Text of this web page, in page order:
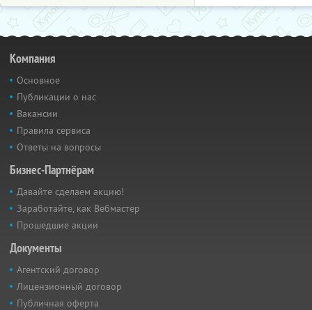
Компания
Основное
Публикации о нас
Вакансии
Правила сервиса
Ответы на вопросы
Бизнес-Партнёрам
Давайте сделаем акцию!
Заработайте, как Вебмастер
Прошедшие акции
Документы
Агентский договор
Лицензионный договор
Публичная оферта